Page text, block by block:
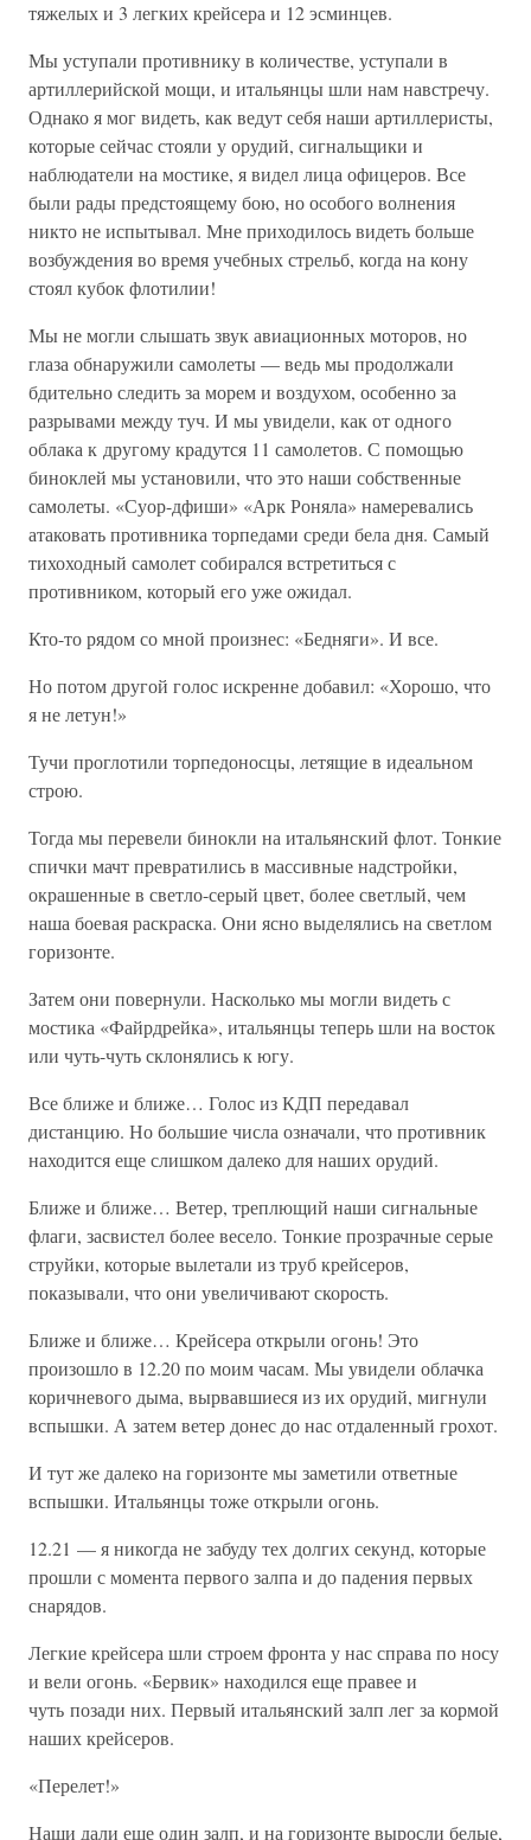
тяжелых и 3 легких крейсера и 12 эсминцев.
Мы уступали противнику в количестве, уступали в
артиллерийской мощи, и итальянцы шли нам навстречу.
Однако я мог видеть, как ведут себя наши артиллеристы,
которые сейчас стояли у орудий, сигнальщики и
наблюдатели на мостике, я видел лица офицеров. Все
были рады предстоящему бою, но особого волнения
никто не испытывал. Мне приходилось видеть больше
возбуждения во время учебных стрельб, когда на кону
стоял кубок флотилии!
Мы не могли слышать звук авиационных моторов, но
глаза обнаружили самолеты — ведь мы продолжали
бдительно следить за морем и воздухом, особенно за
разрывами между туч. И мы увидели, как от одного
облака к другому крадутся 11 самолетов. С помощью
биноклей мы установили, что это наши собственные
самолеты. «Суор-дфиши» «Арк Роняла» намеревались
атаковать противника торпедами среди бела дня. Самый
тихоходный самолет собирался встретиться с
противником, который его уже ожидал.
Кто-то рядом со мной произнес: «Бедняги». И все.
Но потом другой голос искренне добавил: «Хорошо, что
я не летун!»
Тучи проглотили торпедоносцы, летящие в идеальном
строю.
Тогда мы перевели бинокли на итальянский флот. Тонкие
спички мачт превратились в массивные надстройки,
окрашенные в светло-серый цвет, более светлый, чем
наша боевая раскраска. Они ясно выделялись на светлом
горизонте.
Затем они повернули. Насколько мы могли видеть с
мостика «Файрдрейка», итальянцы теперь шли на восток
или чуть-чуть склонялись к югу.
Все ближе и ближе… Голос из КДП передавал
дистанцию. Но большие числа означали, что противник
находится еще слишком далеко для наших орудий.
Ближе и ближе… Ветер, треплющий наши сигнальные
флаги, засвистел более весело. Тонкие прозрачные серые
струйки, которые вылетали из труб крейсеров,
показывали, что они увеличивают скорость.
Ближе и ближе… Крейсера открыли огонь! Это
произошло в 12.20 по моим часам. Мы увидели облачка
коричневого дыма, вырвавшиеся из их орудий, мигнули
вспышки. А затем ветер донес до нас отдаленный грохот.
И тут же далеко на горизонте мы заметили ответные
вспышки. Итальянцы тоже открыли огонь.
12.21 — я никогда не забуду тех долгих секунд, которые
прошли с момента первого залпа и до падения первых
снарядов.
Легкие крейсера шли строем фронта у нас справа по носу
и вели огонь. «Бервик» находился еще правее и
чуть позади них. Первый итальянский залп лег за кормой
наших крейсеров.
«Перелет!»
Наши дали еще один залп, и на горизонте выросли белые,